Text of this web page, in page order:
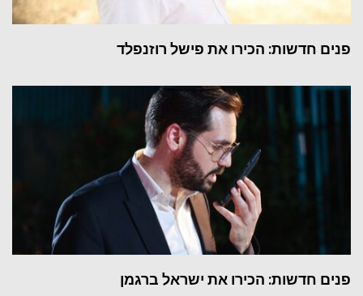
פנים חדשות: הכירו את פישל רוזנפלד
פנים חדשות: הכירו את ישראל ברגמן